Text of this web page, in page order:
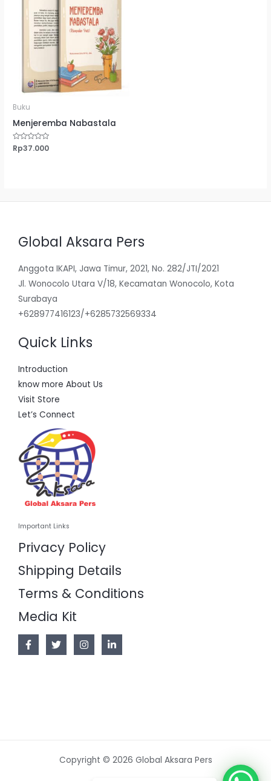
Buku
Menjeremba Nabastala
Dinilai
0
Rp37.000
Global Aksara Pers
Anggota IKAPI, Jawa Timur, 2021, No. 282/JTI/2021
Jl. Wonocolo Utara V/18, Kecamatan Wonocolo, Kota
Surabaya
+628977416123/+6285732569334
Quick Links
Introduction
know more About Us
Visit Store
Let’s Connect
Important Links
Privacy Policy
Shipping Details
Terms & Conditions
Media Kit
Copyright © 2026 Global Aksara Pers